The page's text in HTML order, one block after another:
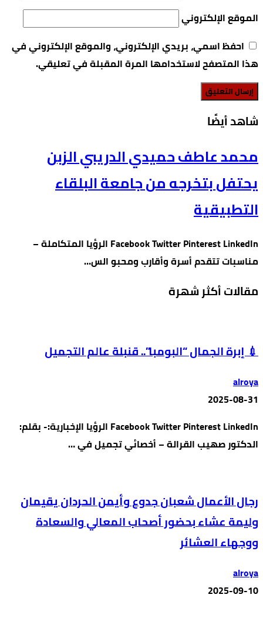
الموقع الإلكتروني
احفظ اسمي، بريدي الإلكتروني، والموقع الإلكتروني في
هذا المتصفح لاستخدامها المرة المقبلة في تعليقي.
‫شاهد أيضًا‬
محمد عاطف حميدي الدريبي الزبن
يحتفل بتخرجه من جامعة البلقاء
التطبيقية
Facebook Twitter Pinterest LinkedIn الرؤيا المتكاملة –
مناسبات تتقدم أسرة وأقارب ومحبو الس…
مقالات أكثر شهرة
💉 إبرة الجمال “البومبا”.. قنبلة عالم التجميل
alroya
2025-08-31
Facebook Twitter Pinterest LinkedIn الرؤيا الإخبارية:- بقلم:
الدكتور صهيب القرالة – أخصائي تجميل في …
رجال الأعمال شعبان جدوع وأيمن الحردان يقيمان
وليمة عشاء بحضور أصحاب المعالي والسعادة
ووجهاء العشائر
alroya
2025-09-10